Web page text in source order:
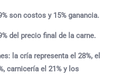
son costos y 15% ganancia.
del precio final de la carne.
la cría representa el 28%, el
carnicería el 21% y los